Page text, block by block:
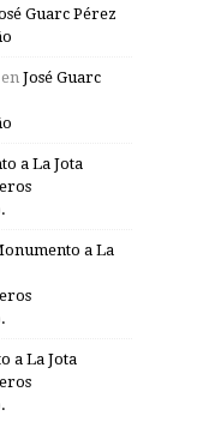
Guarc Pérez
en José Guarc
a La Jota
a La
a La Jota